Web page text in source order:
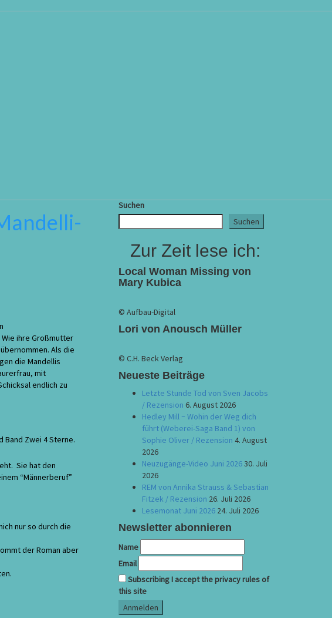
ihre Großmutter
Als die
die Mandellis
mit
endlich zu
Band Zwei 4 Sterne.
Sie hat den
“Männerberuf”
nur so durch die
der Roman aber
Suchen
Suchen
Zur Zeit lese ich:
Local Woman Missing von
Mary Kubica
© Aufbau-Digital
Lori von Anousch Müller
© C.H. Beck Verlag
Neueste Beiträge
Letzte Stunde Tod von Sven Jacobs
/ Rezension 6. August 2026
Hedley Mill ~ Wohin der Weg dich
führt (Weberei-Saga Band 1) von
Sophie Oliver / Rezension 4. August
2026
Neuzugänge-Video Juni 202630. Juli
2026
REM von Annika Strauss & Sebastian
Fitzek / Rezension 26. Juli 2026
Lesemonat Juni 2026 24. Juli 2026
Newsletter abonnieren
Name
Email
Subscribing I accept the privacy rules of
this site